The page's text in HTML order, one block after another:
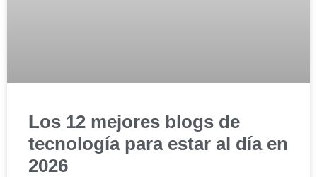
Los 12 mejores blogs de
tecnología para estar al día en
2026